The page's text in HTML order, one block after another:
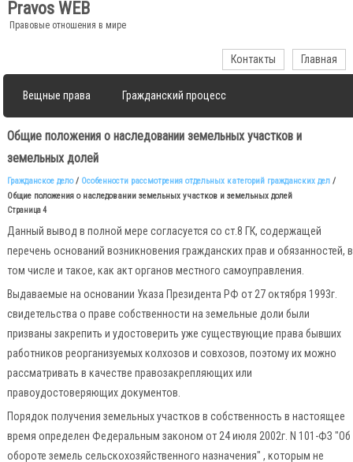
Pravos WEB
Правовые отношения в мире
Главная
Контакты
Вещные права Гражданский процесс
Право наследования Трудовые споры
Правовое регулирование договоров
Общие положения о наследовании земельных участков и
земельных долей
Гражданское дело/ Особенности рассмотрения отдельных категорий гражданских дел /
Общие положения о наследовании земельных участков и земельных долей
Страница 4
Данный вывод в полной мере согласуется со ст.8 ГК, содержащей
перечень оснований возникновения гражданских прав и обязанностей, в
том числе и такое, как акт органов местного самоуправления.
Выдаваемые на основании Указа Президента РФ от 27 октября 1993г.
свидетельства о праве собственности на земельные доли были
призваны закрепить и удостоверить уже существующие права бывших
работников реорганизуемых колхозов и совхозов, поэтому их можно
рассматривать в качестве правозакрепляющих или
правоудостоверяющих документов.
Порядок получения земельных участков в собственность в настоящее
время определен Федеральным законом от 24 июля 2002г. N 101-ФЗ "Об
обороте земель сельскохозяйственного назначения" , которым не